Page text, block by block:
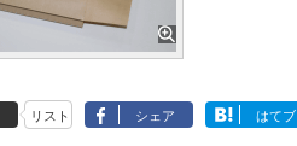
リスト シェア はてブ